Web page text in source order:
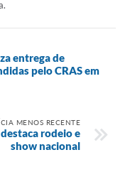
entrega de
pelo CRAS em
MENOS RECENTE
rodeio e
show nacional